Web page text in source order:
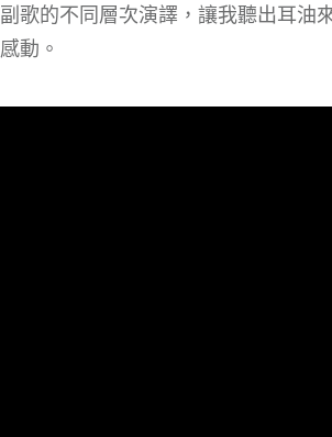
歌的不同層次演譯，讓我聽出耳油
動。